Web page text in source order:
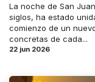
La noche de San
siglos, ha estado
comienzo de un
concretas de cada...
22 jun 2026